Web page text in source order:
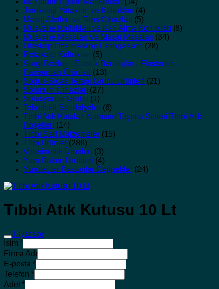
İlk Yardım Eğitim Mankenleri (14)
Jinekoloji Yatakları ve Koltukları (4)
Masaj Aletleri ve Tens Cihazları (5)
Muayene Koltukları ve Kan Alma Koltukları (8)
Muayene Masaları Ve Masaj Masaları (34)
Otoskop Oftalmaskop Laringaskop (28)
Refakatçi Koltukları (5)
Sargı Bezleri - Elastik Bandajlar - Flasterler -
Pansuman Ürünleri (13)
Soğuk-Sıcak Terapi Grubu Ürünleri (21)
Solunum Cihazları (27)
Solüsyonlar Grubu (1)
Tekerlekli Sandalyeler (6)
Tıbbi Atık Kutuları Numune Taşıma Setleri Tıbbi Atık
Poşetleri (14)
Tıbbi Sarf Malzemeler (15)
Tüm Ürünler (286)
Veterinerlik Ürünleri (3)
Yara Bakım Ürünleri (4)
Yürüteçler Bastonlar Değnekler (24)
Tıbbi Atık Kutusu 10 Lt
Fiyat sor
İsim *
Firma Adı
E-posta *
Telefon *
Adet *